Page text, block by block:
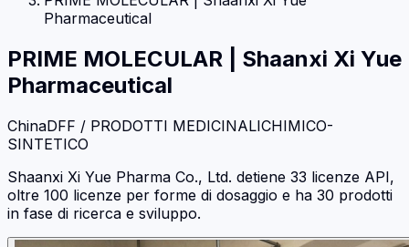
Pharmaceutical
PRIME MOLECULAR
Shaanxi Xi Yue
Pharmaceutical
ChinaDFF / PRODOTTI MEDICINALICHIMICO-
SINTETICO
Shaanxi Xi Yue Pharma Co., Ltd. detiene 33 licenze API,
oltre 100 licenze per forme di dosaggio e ha 30 prodotti
in fase di ricerca e sviluppo.